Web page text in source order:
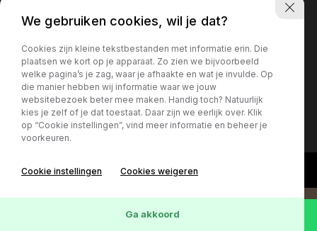
Openingstijden
Maandag - vrijdag:
10:00 - 18:00 uur*
Zaterdag:
10:00 - 16:00 uur*
Let op: Geopend op
afspraak
Adres
Jentjemeer 8
8502 TW Joure
We gebruiken cookies, wil je dat?
Cookies zijn kleine tekstbestanden met informatie erin. Die
plaatsen we kort op je apparaat. Zo zien we bijvoorbeeld
welke pagina’s je zag, waar je afhaakte en wat je invulde. Op
die manier hebben wij informatie waar we jouw
websitebezoek beter mee maken. Handig toch? Natuurlijk
kies je zelf of je dat toestaat. Daar zijn we eerlijk over. Klik
op “Cookie instellingen”, vind meer informatie en beheer je
voorkeuren.
Cookie instellingen Cookies weigeren
Ga akkoord